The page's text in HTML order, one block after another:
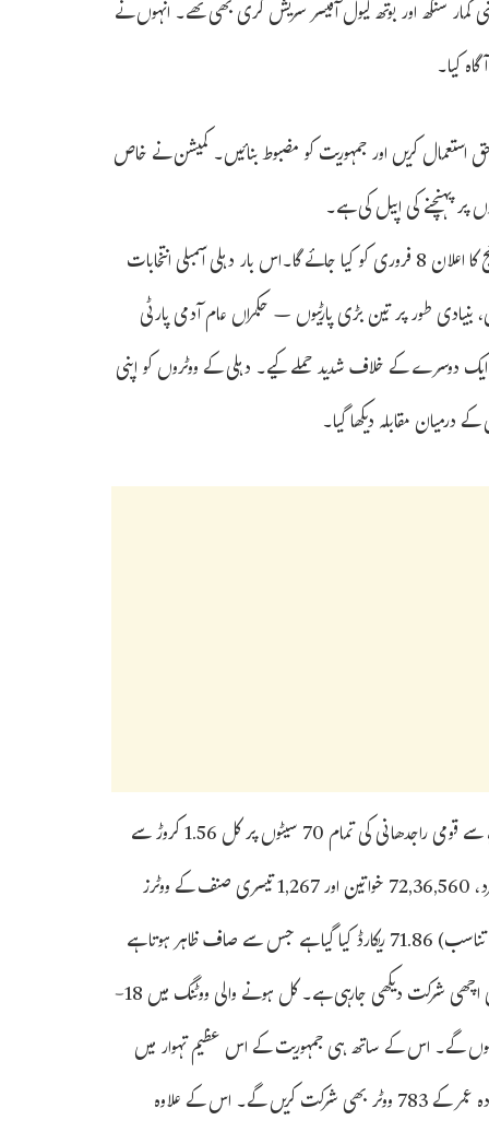
کمار سنگھ اور بوتھ لیول آفیسر سریش گری بھی تھے۔ انہوں نے
کیا۔
کریں اور جمہوریت کو مضبوط بنائیں۔ کمیشن نے خاص
پر پہنچنے کی اپیل کی ہے۔
دہلی میں 70 اسمبلی سیٹوں کے لیے کل صبح ووٹنگ شروع ہوگی اور انتخابی نتائج کا اعلان 8 فروری کو کیا جائے گا۔اس بار دہلی اسمبلی انتخابات
مہم کے دوران، بنیادی طور پر تین بڑی پارٹیوں – حکمراں عام آدمی پارٹی
دوسرے کے خلاف شدید حملے کیے۔ دہلی کے ووٹروں کو اپنی
مقابلہ دیکھا گیا۔
الیکشن کمیشن کی طرف سے جاری کردہ اعداد و شمار کے مطابق کل صبح 7 بجے سے قومی راجدھانی کی تمام 70 سیٹوں پر کل 1.56 کروڑ سے
زیادہ ووٹر اپنے حق رائے دہی کا استعمال کریں گے۔ ان میں 83,76,173 مرد، 72,36,560 خواتین اور 1,267 تیسری صنف کے ووٹرز
شامل ہیں۔ اس بار جنس کا تناسب 864 اور ای پی ریشو (الیکٹر ٹو آبادی کا تناسب) 71.86 ریکارڈ کیا گیا ہے جس سے صاف ظاہر ہوتا ہے
کہ خواتین کی شرکت بھی مضبوط ہوگی۔ اس بار نوجوانوں اور بزرگ شہریوں کی اچھی شرکت دیکھی جارہی ہے۔ کل ہونے والی ووٹنگ میں 18-
ڈالنے کے اہل ہوں گے۔ اس کے ساتھ ہی جمہوریت کے اس عظیم تہوار میں
85 سال سے زیادہ عمر کے 1,09,368 بزرگ شہری اور 100 سال سے زیادہ عمر کے 783 ووٹر بھی شرکت کریں گے۔ اس کے علاوہ